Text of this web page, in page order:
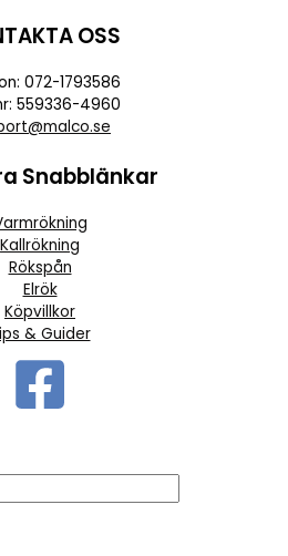
OSS
072-1793586
559336-4960
Snabblänkar
Kallrökning
Rökspån
Elrök
Köpvillkor
& Guider